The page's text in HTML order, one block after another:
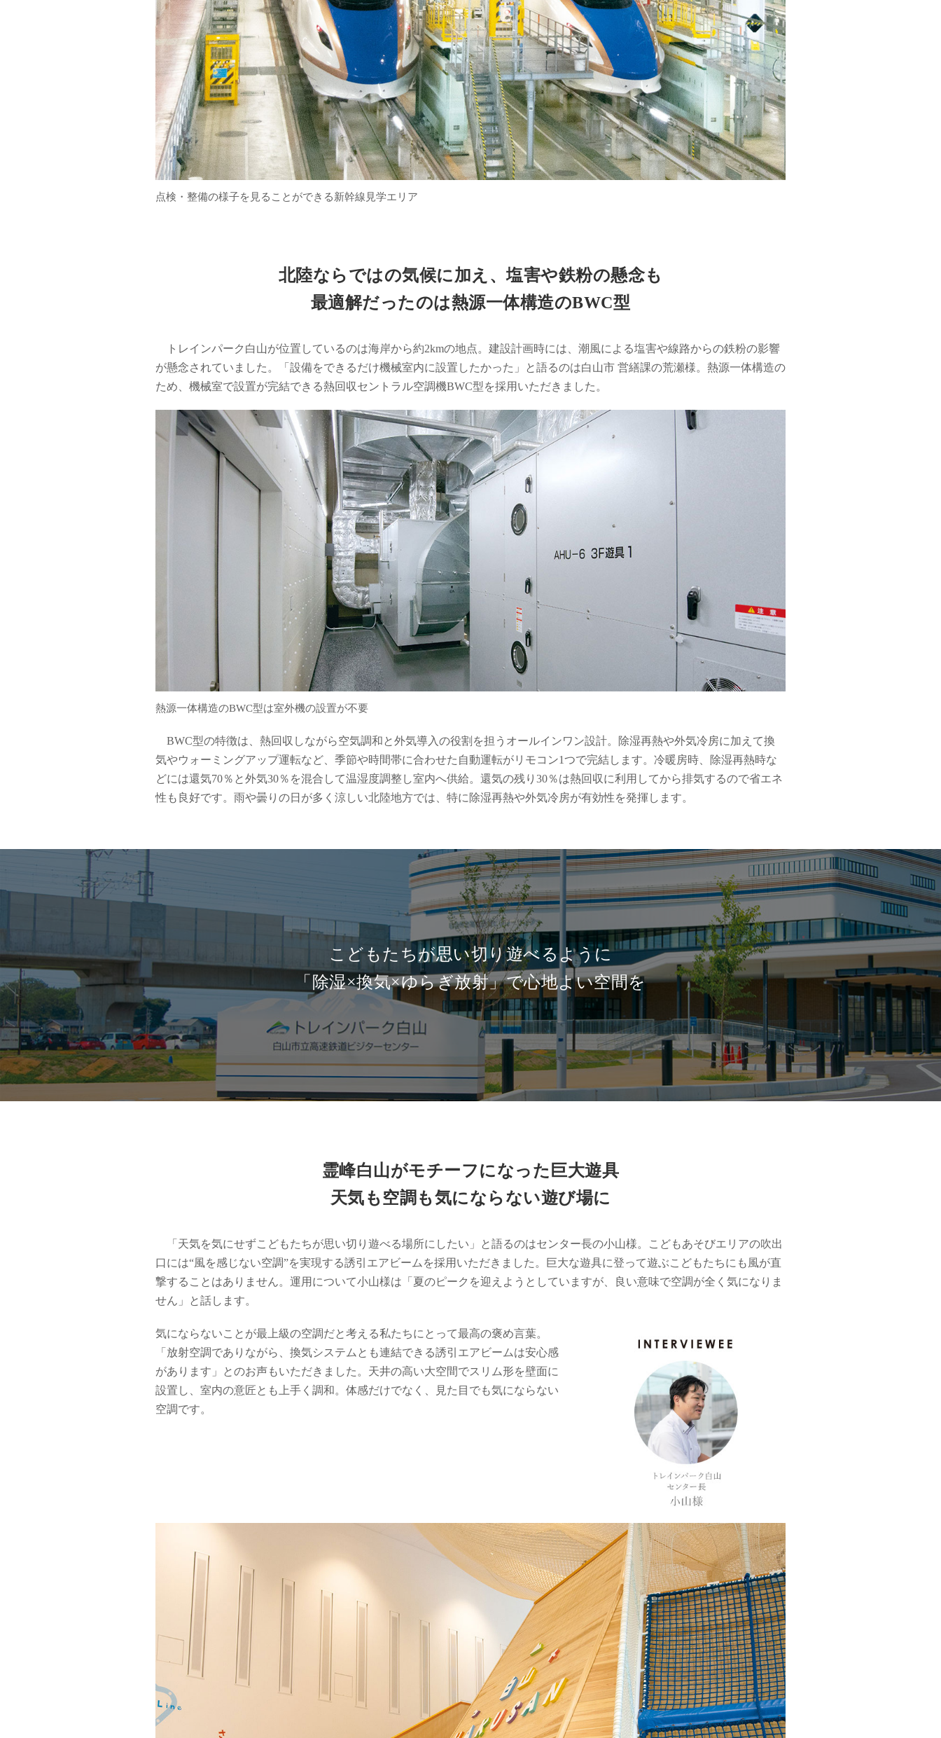
点検・整備の様子を見ることができる新幹線見学エリア
北陸ならではの気候に加え、塩害や鉄粉の懸念も
最適解だったのは熱源一体構造のBWC型
トレインパーク白山が位置しているのは海岸から約2kmの地点。建設計画時には、潮風による塩害や線路からの鉄粉の影響
が懸念されていました。「設備をできるだけ機械室内に設置したかった」と語るのは白山市 営繕課の荒瀬様。熱源一体構造の
ため、機械室で設置が完結できる熱回収セントラル空調機BWC型を採用いただきました。
熱源一体構造のBWC型は室外機の設置が不要
BWC型の特徴は、熱回収しながら空気調和と外気導入の役割を担うオールインワン設計。除湿再熱や外気冷房に加えて換
気やウォーミングアップ運転など、季節や時間帯に合わせた自動運転がリモコン1つで完結します。冷暖房時、除湿再熱時な
どには還気70％と外気30％を混合して温湿度調整し室内へ供給。還気の残り30％は熱回収に利用してから排気するので省エネ
性も良好です。雨や曇りの日が多く涼しい北陸地方では、特に除湿再熱や外気冷房が有効性を発揮します。
こどもたちが思い切り遊べるように
「除湿×換気×ゆらぎ放射」で心地よい空間を
霊峰白山がモチーフになった巨大遊具
天気も空調も気にならない遊び場に
「天気を気にせずこどもたちが思い切り遊べる場所にしたい」と語るのはセンター長の小山様。こどもあそびエリアの吹出
口には“風を感じない空調”を実現する誘引エアビームを採用いただきました。巨大な遊具に登って遊ぶこどもたちにも風が直
撃することはありません。運用について小山様は「夏のピークを迎えようとしていますが、良い意味で空調が全く気になりま
せん」と話します。
気にならないことが最上級の空調だと考える私たちにとって最高の褒め言葉。
「放射空調でありながら、換気システムとも連結できる誘引エアビームは安心感
があります」とのお声もいただきました。天井の高い大空間でスリム形を壁面に
設置し、室内の意匠とも上手く調和。体感だけでなく、見た目でも気にならない
空調です。